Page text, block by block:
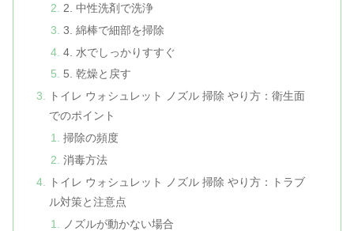
2. 中性洗剤で洗浄
3. 綿棒で細部を掃除
4. 水でしっかりすすぐ
5. 乾燥と戻す
トイレ ウォシュレット ノズル 掃除 やり方：衛生面
でのポイント
掃除の頻度
消毒方法
トイレ ウォシュレット ノズル 掃除 やり方：トラブ
ル対策と注意点
ノズルが動かない場合